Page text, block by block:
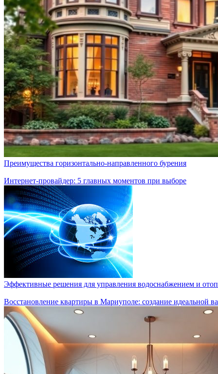
Преимущества горизонтально-направленного бурения
Интернет-провайдер: 5 главных моментов при выборе
Эффективные решения для управления водоснабжением и
Восстановление квартиры в Мариуполе: создание идеальной